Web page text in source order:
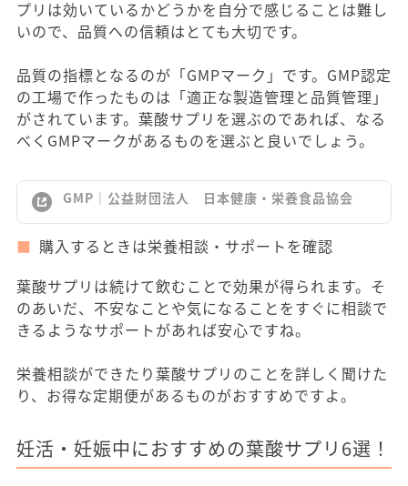
プリは効いているかどうかを自分で感じることは難し
いので、品質への信頼はとても大切です。
品質の指標となるのが「GMPマーク」です。GMP認定
の工場で作ったものは「適正な製造管理と品質管理」
がされています。葉酸サプリを選ぶのであれば、なる
べくGMPマークがあるものを選ぶと良いでしょう。
GMP｜公益財団法人 日本健康・栄養食品協会
購入するときは栄養相談・サポートを確認
葉酸サプリは続けて飲むことで効果が得られます。そ
のあいだ、不安なことや気になることをすぐに相談で
きるようなサポートがあれば安心ですね。
栄養相談ができたり葉酸サプリのことを詳しく聞けた
り、お得な定期便があるものがおすすめですよ。
妊活・妊娠中におすすめの葉酸サプリ6選！